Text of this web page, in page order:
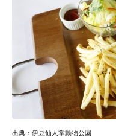
出典：伊豆仙人掌動物公園